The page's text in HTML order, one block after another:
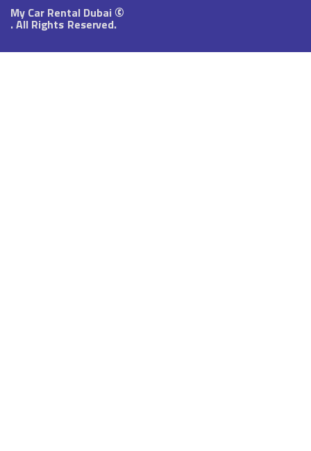
My Car Rental Dubai©
. All Rights Reserved.